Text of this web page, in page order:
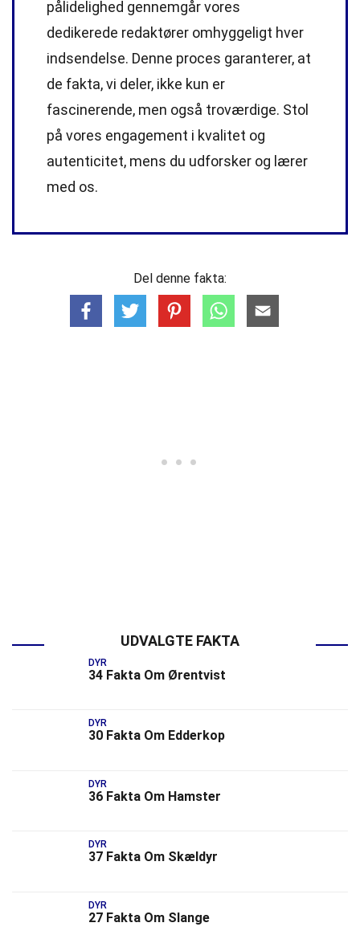
pålidelighed gennemgår vores
dedikerede redaktører omhyggeligt hver
indsendelse. Denne proces garanterer, at
de fakta, vi deler, ikke kun er
fascinerende, men også troværdige. Stol
på vores engagement i kvalitet og
autenticitet, mens du udforsker og lærer
med os.
Del denne fakta:
UDVALGTE FAKTA
DYR
34 Fakta Om Ørentvist
DYR
30 Fakta Om Edderkop
DYR
36 Fakta Om Hamster
DYR
37 Fakta Om Skældyr
DYR
27 Fakta Om Slange